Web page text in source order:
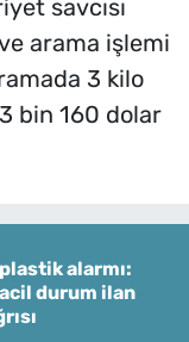
savcısı
arama işlemi
3 kilo
bin 160 dolar
alarmı:
durum ilan